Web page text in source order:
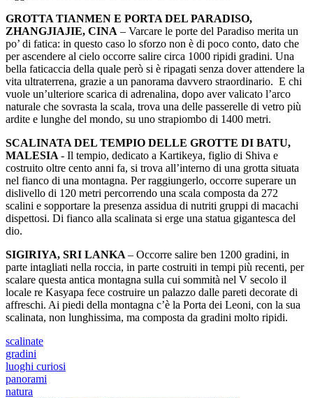
GROTTA TIANMEN E PORTA DEL PARADISO,
ZHANGJIAJIE, CINA – Varcare le porte del Paradiso merita un
po’ di fatica: in questo caso lo sforzo non è di poco conto, dato che
per ascendere al cielo occorre salire circa 1000 ripidi gradini. Una
bella faticaccia della quale però si è ripagati senza dover attendere la
vita ultraterrena, grazie a un panorama davvero straordinario. E chi
vuole un’ulteriore scarica di adrenalina, dopo aver valicato l’arco
naturale che sovrasta la scala, trova una delle passerelle di vetro più
ardite e lunghe del mondo, su uno strapiombo di 1400 metri.
SCALINATA DEL TEMPIO DELLE GROTTE DI BATU,
MALESIA - Il tempio, dedicato a Kartikeya, figlio di Shiva e
costruito oltre cento anni fa, si trova all’interno di una grotta situata
nel fianco di una montagna. Per raggiungerlo, occorre superare un
dislivello di 120 metri percorrendo una scala composta da 272
scalini e sopportare la presenza assidua di nutriti gruppi di macachi
dispettosi. Di fianco alla scalinata si erge una statua gigantesca del
dio.
SIGIRIYA, SRI LANKA – Occorre salire ben 1200 gradini, in
parte intagliati nella roccia, in parte costruiti in tempi più recenti, per
scalare questa antica montagna sulla cui sommità nel V secolo il
locale re Kasyapa fece costruire un palazzo dalle pareti decorate di
affreschi. Ai piedi della montagna c’è la Porta dei Leoni, con la sua
scalinata, non lunghissima, ma composta da gradini molto ripidi.
scalinate
gradini
luoghi curiosi
panorami
natura